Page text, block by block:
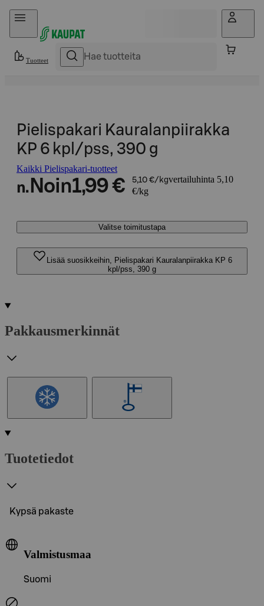
Hyppää sisältöön
Tuotteet
Pielispakari Kauralanpiirakka
KP 6 kpl/pss, 390 g
Kaikki Pielispakari-tuotteet
n. Noin1,99 € 5,10 €/kgvertailuhinta 5,10
€/kg
Valitse toimitustapa
Lisää suosikkeihin, Pielispakari Kauralanpiirakka KP 6
kpl/pss, 390 g
Pakkausmerkinnät
Tuotetiedot
Kypsä pakaste
Valmistusmaa
Suomi